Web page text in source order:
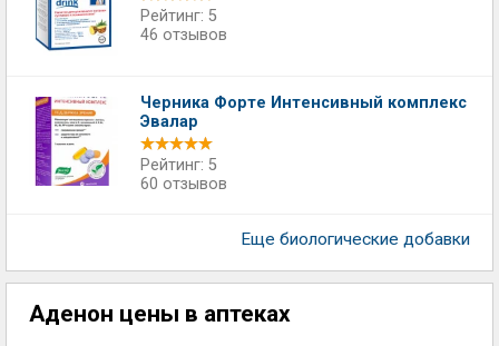
Рейтинг: 5
46 отзывов
Черника Форте Интенсивный комплекс
Эвалар
Рейтинг: 5
60 отзывов
Еще биологические добавки
Аденон цены в аптеках